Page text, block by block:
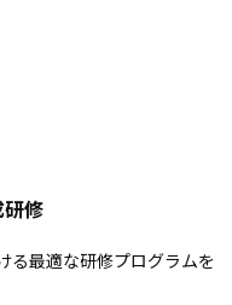
修
る最適な研修プログラムを